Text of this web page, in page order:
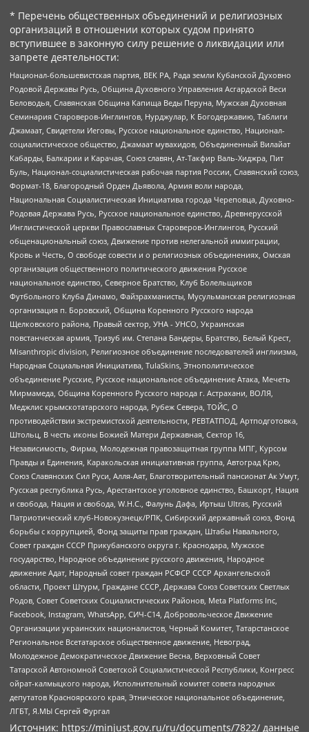
* Перечень общественных объединений и религиозных
организаций в отношении которых судом принято
вступившее в законную силу решение о ликвидации или
запрете деятельности:
Национал-большевистская партия, ВЕК РА, Рада земли Кубанской Духовно
Родовой Державы Русь, Община Духовного Управления Асгардской Веси
Беловодья, Славянская Община Капища Веды Перуна, Мужская Духовная
Семинария Староверов-Инглингов, Нурджулар, К Богодержавию, Таблиги
Джамаат, Свидетели Иеговы, Русское национальное единство, Национал-
социалистическое общество, Джамаат мувахидов, Объединенный Вилайат
Кабарды, Балкарии и Карачая, Союз славян, Ат-Такфир Валь-Хиджра, Пит
Буль, Национал-социалистическая рабочая партия России, Славянский союз,
Формат-18, Благородный Орден Дьявола, Армия воли народа,
Национальная Социалистическая Инициатива города Череповца, Духовно-
Родовая Держава Русь, Русское национальное единство, Древнерусской
Инглистической церкви Православных Староверов-Инглингов, Русский
общенациональный союз, Движение против нелегальной иммиграции,
Кровь и Честь, О свободе совести и о религиозных объединениях, Омская
организация общественного политического движения Русское
национальное единство, Северное Братство, Клуб Болельщиков
Футбольного Клуба Динамо, Файзрахманисты, Мусульманская религиозная
организация п. Боровский, Община Коренного Русского народа
Щелковского района, Правый сектор, УНА - УНСО, Украинская
повстанческая армия, Тризуб им. Степана Бандеры, Братство, Белый Крест,
Misanthropic division, Религиозное объединение последователей инглиизма,
Народная Социальная Инициатива, TulaSkins, Этнополитическое
объединение Русские, Русское национальное объединение Атака, Мечеть
Мирмамеда, Община Коренного Русского народа г. Астрахани, ВОЛЯ,
Меджлис крымскотатарского народа, Рубеж Севера, ТОЙС, О
противодействии экстремистской деятельности, РЕВТАТПОД, Артподготовка,
Штольц, В честь иконы Божией Матери Державная, Сектор 16,
Независимость, Фирма, Молодежная правозащитная группа МПГ, Курсом
Правды и Единения, Каракольская инициативная группа, Автоград Крю,
Союз Славянских Сил Руси, Алля-Аят, Благотворительный пансионат Ак Умут,
Русская республика Русь, Арестантское уголовное единство, Башкорт, Нация
и свобода, Нация и свобода, W.H.С., Фалунь Дафа, Иртыш Ultras, Русский
Патриотический клуб-Новокузнецк/РПК, Сибирский державный союз, Фонд
борьбы с коррупцией, Фонд защиты прав граждан, Штабы Навального,
Совет граждан СССР Прикубанского округа г. Краснодара, Мужское
государство, Народное объединение русского движения, Народное
движение Адат, Народный совет граждан РСФСР СССР Архангельской
области, Проект Штурм, Граждане СССР, Держава Союз Советских Светлых
Родов, Совет Советских Социалистических Районов, Meta Platforms Inc,
Facebook, Instagram, WhatsApp, СИЧ-С14, Добровольческое Движение
Организации украинских националистов, Черный Комитет, Татарстанское
Региональное Всетатарское общественное движение, Невоград,
Молодежное Демократическое Движение Весна, Верховный Совет
Татарской Автономной Советской Социалистической Республики, Конгресс
ойрат-калмыцкого народа, Исполнительный комитет совета народных
депутатов Красноярского края, Этническое национальное объединение,
ЛГБТ, Я.МЫ Сергей Фургал
Источник: https://minjust.gov.ru/ru/documents/7822/ данные